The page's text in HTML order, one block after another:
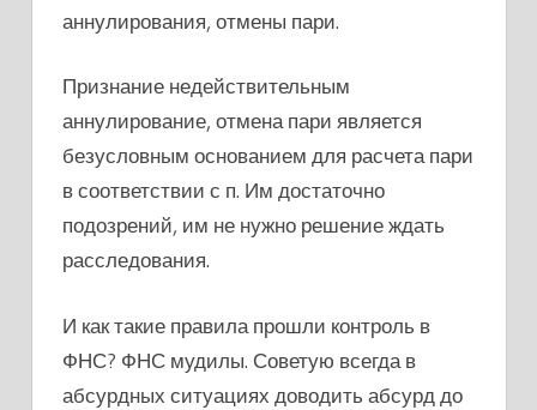
аннулирования, отмены пари.
Признание недействительным
аннулирование, отмена пари является
безусловным основанием для расчета пари
в соответствии с п. Им достаточно
подозрений, им не нужно решение ждать
расследования.
И как такие правила прошли контроль в
ФНС? ФНС мудилы. Советую всегда в
абсурдных ситуациях доводить абсурд до